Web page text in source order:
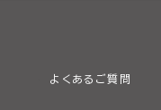
よくあるご質問